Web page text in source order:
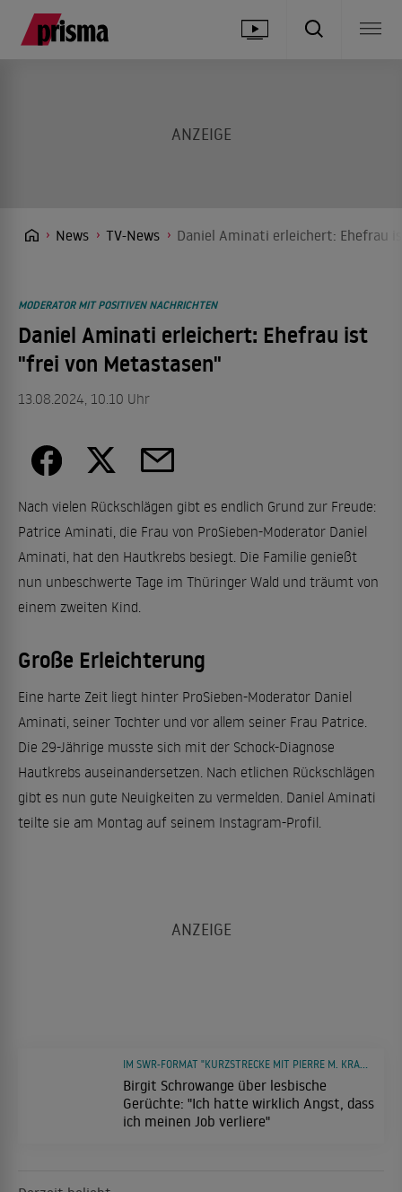
News TV-News Daniel Aminati erleichert: Ehefrau
MODERATOR MIT POSITIVEN NACHRICHTEN
Daniel Aminati erleichert: Ehefrau ist
"frei von Metastasen"
13.08.2024, 10.10 Uhr
Nach vielen Rückschlägen gibt es endlich Grund zur Freude:
Patrice Aminati, die Frau von ProSieben-Moderator Daniel
Aminati, hat den Hautkrebs besiegt. Die Familie genießt
nun unbeschwerte Tage im Thüringer Wald und träumt von
einem zweiten Kind.
Große Erleichterung
Eine harte Zeit liegt hinter ProSieben-Moderator Daniel
Aminati, seiner Tochter und vor allem seiner Frau Patrice.
Die 29-Jährige musste sich mit der Schock-Diagnose
Hautkrebs auseinandersetzen. Nach etlichen Rückschlägen
gibt es nun gute Neuigkeiten zu vermelden. Daniel Aminati
teilte sie am Montag auf seinem Instagram-Profil.
Birgit Schrowange über lesbische
Gerüchte: "Ich hatte wirklich Angst, dass
ich meinen Job verliere"